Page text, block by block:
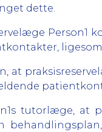
dette.
Person1
at
tutorlæge,